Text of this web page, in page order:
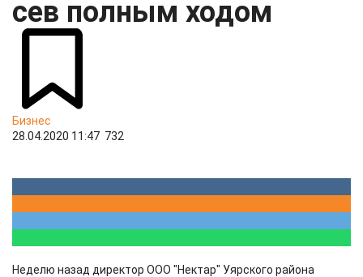
сев полным ходом
Бизнес
28.04.2020 11:47 732
Неделю назад директор ООО "Нектар" Уярского района